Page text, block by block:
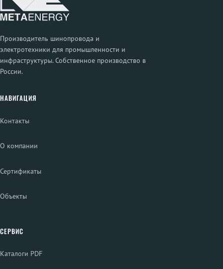
Производитель шинопровода и
электротехники для промышленности и
инфраструктуры. Собственное производство в
России.
НАВИГАЦИЯ
Контакты
О компании
Сертификаты
Объекты
СЕРВИС
Каталоги PDF